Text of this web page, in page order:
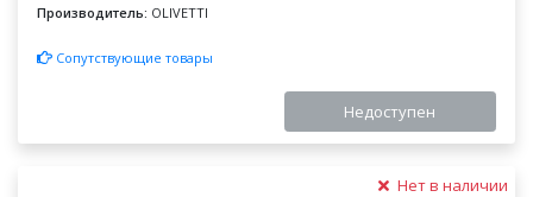
Производитель: OLIVETTI
Сопутствующие товары
Недоступен
Нет в наличии